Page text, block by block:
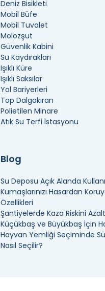
Deniz Bisikleti
Mobil Büfe
Mobil Tuvalet
Molozşut
Güvenlik Kabini
Su Kaydırakları
Işıklı Küre
Işıklı Saksılar
Yol Bariyerleri
Top Dalgakıran
Polietilen Minare
Atık Su Terfi İstasyonu
Blog
Su Deposu Açık Alanda
Kumaşlarınızı Hasardan
Özellikleri
Şantiyelerde Kaza Riskini
Küçükbaş ve Büyükbaş İçin
Hayvan Yemliği Seçiminde
Nasıl Seçilir?